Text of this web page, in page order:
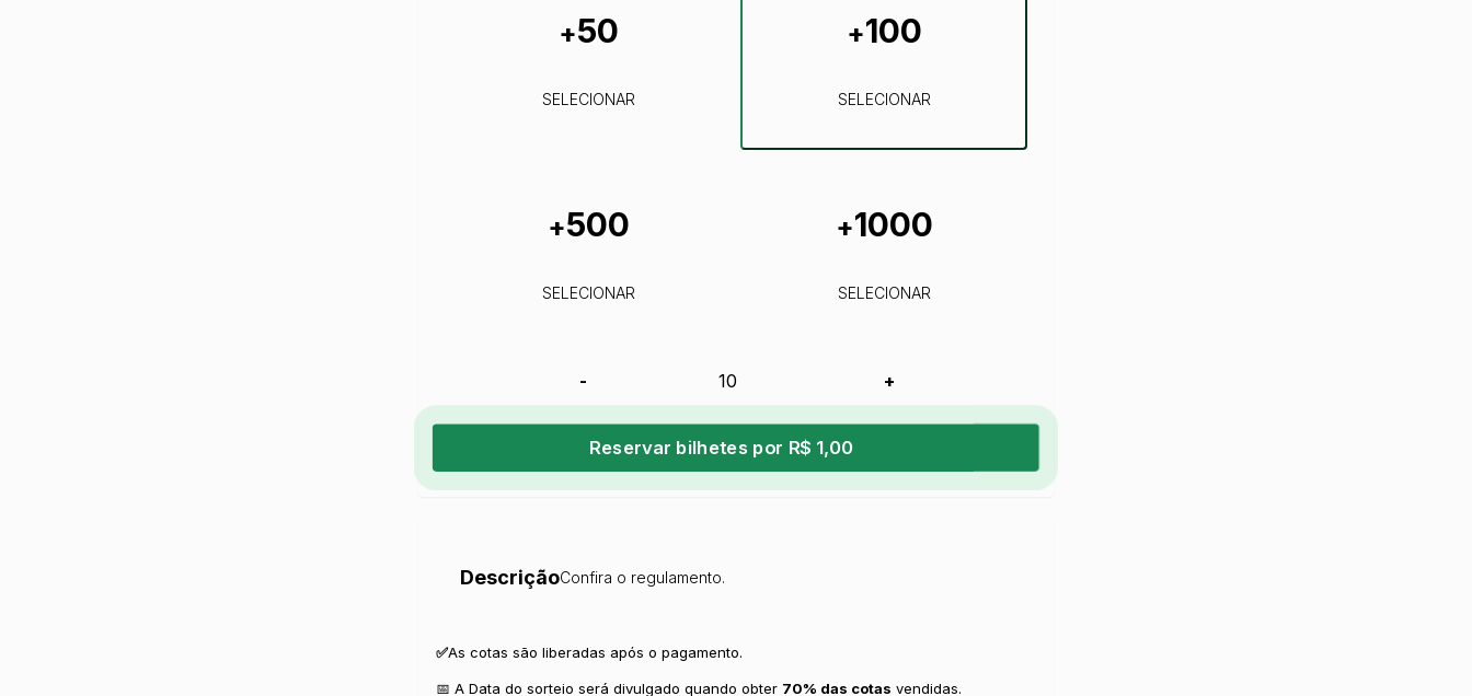
+50
SELECIONAR
+100
SELECIONAR
+500
SELECIONAR
+1000
SELECIONAR
- +
Reservar bilhetes por R$ 1,00
DescriçãoConfira o regulamento.
✅As cotas são liberadas após o pagamento.
📅 A Data do sorteio será divulgado quando obter 70% das cotas vendidas.